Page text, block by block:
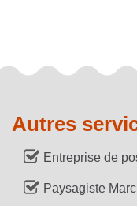
Autres
Entreprise de
Paysagiste